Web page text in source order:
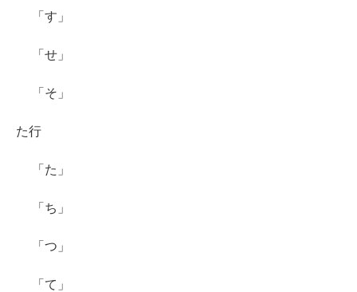
「す」
「せ」
「そ」
た行
「た」
「ち」
「つ」
「て」